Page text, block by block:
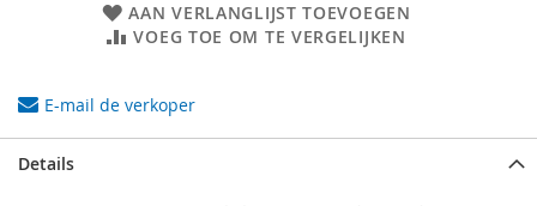
AAN VERLANGLIJST TOEVOEGEN
VOEG TOE OM TE VERGELIJKEN
E-mail de verkoper
Details